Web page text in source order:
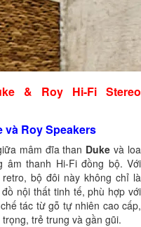
& Roy Hi-Fi Stereo
và Roy Speakers
mâm đĩa than Duke và loa
âm thanh Hi-Fi đồng bộ. Với
bộ đôi này không chỉ là
nội thất tinh tế, phù hợp với
tác từ gỗ tự nhiên cao cấp,
trẻ trung và gần gũi.